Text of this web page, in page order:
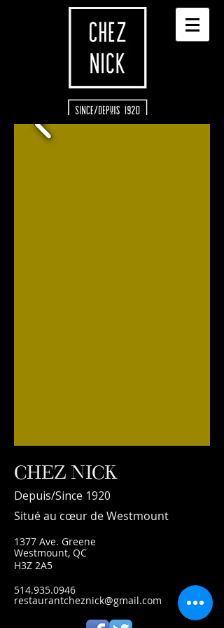
CHEZ NICK
Depuis/Since 1920
Situé au cœur de Westmount
1377 Ave. Greene
Westmount, QC
H3Z 2A5
514.935.0946
restaurantcheznick@gmail.com